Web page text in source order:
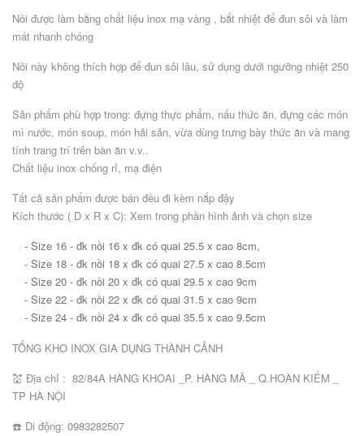
Nồi được làm bằng chất liệu inox mạ vàng , bắt nhiệt để đun sôi và làm
mát nhanh chóng
Nồi này không thích hợp để đun sôi lâu, sử dụng dưới ngưỡng nhiệt 250
độ
Sản phẩm phù hợp trong: đựng thực phẩm, nấu thức ăn, đựng các món
mì nước, món soup, món hải sản, vừa dùng trưng bày thức ăn và mang
tính trang trí trên bàn ăn v.v..
Chất liệu inox chống rỉ, mạ điện
Tất cả sản phẩm được bán đều đi kèm nắp đậy
Kích thước ( D x R x C): Xem trong phần hình ảnh và chọn size
- Size 16 - đk nồi 16 x đk có quai 25.5 x cao 8cm,
- Size 18 - đk nồi 18 x đk có quai 27.5 x cao 8.5cm
- Size 20 - đk nồi 20 x đk có quai 29.5 x cao 9cm
- Size 22 - đk nồi 22 x đk có quai 31.5 x cao 9cm
- Size 24 - đk nồi 24 x đk có quai 35.5 x cao 9.5cm
TỔNG KHO INOX GIA DỤNG THÀNH CẢNH
💒 Địa chỉ : 82/84A HÀNG KHOAI _P. HÀNG MÃ _ Q.HOÀN KIẾM _
TP HÀ NỘI
☎️ Di động: 0983282507